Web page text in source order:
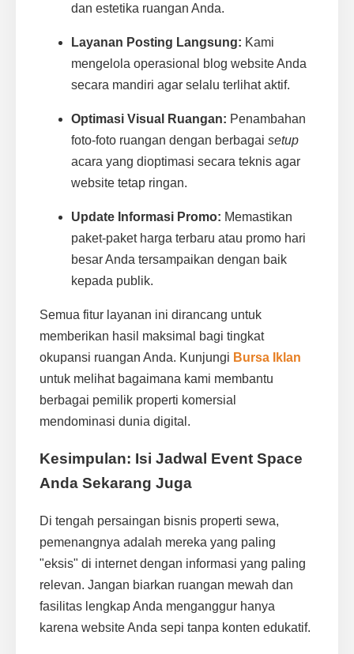
dan estetika ruangan Anda.
Layanan Posting Langsung: Kami
mengelola operasional blog website Anda
secara mandiri agar selalu terlihat aktif.
Optimasi Visual Ruangan: Penambahan
foto-foto ruangan dengan berbagai setup
acara yang dioptimasi secara teknis agar
website tetap ringan.
Update Informasi Promo: Memastikan
paket-paket harga terbaru atau promo hari
besar Anda tersampaikan dengan baik
kepada publik.
Semua fitur layanan ini dirancang untuk
memberikan hasil maksimal bagi tingkat
okupansi ruangan Anda. Kunjungi Bursa Iklan
untuk melihat bagaimana kami membantu
berbagai pemilik properti komersial
mendominasi dunia digital.
Kesimpulan: Isi Jadwal Event Space
Anda Sekarang Juga
Di tengah persaingan bisnis properti sewa,
pemenangnya adalah mereka yang paling
"eksis" di internet dengan informasi yang paling
relevan. Jangan biarkan ruangan mewah dan
fasilitas lengkap Anda menganggur hanya
karena website Anda sepi tanpa konten edukatif.